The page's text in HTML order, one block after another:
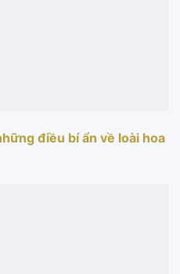
điều bí ẩn về loài hoa